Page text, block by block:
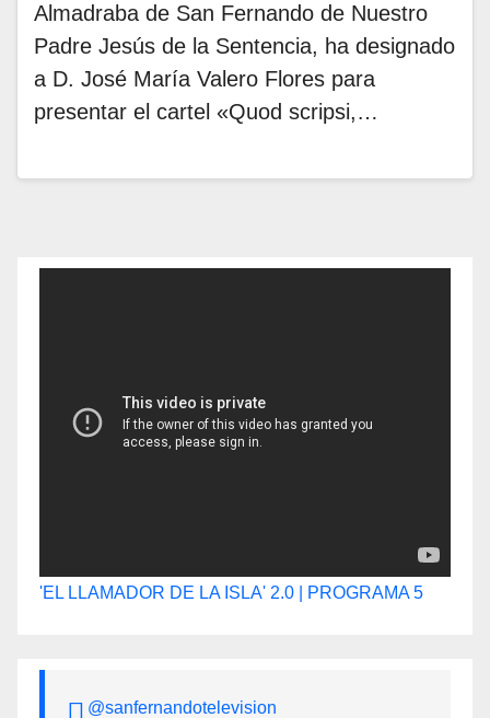
Almadraba de San Fernando de Nuestro
Padre Jesús de la Sentencia, ha designado
a D. José María Valero Flores para
presentar el cartel «Quod scripsi,…
'EL LLAMADOR DE LA ISLA' 2.0 | PROGRAMA 5
@sanfernandotelevision